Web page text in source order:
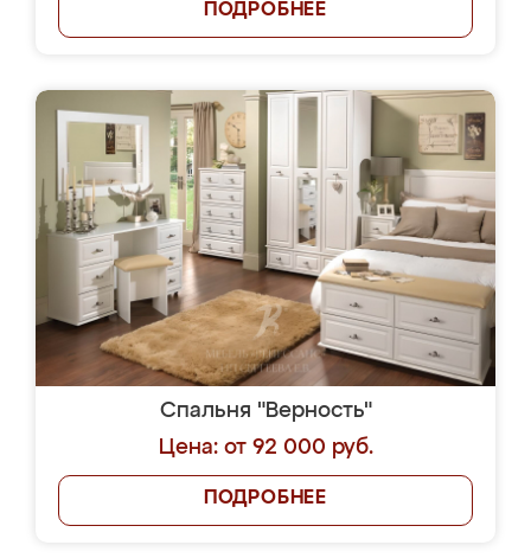
ПОДРОБНЕЕ
Спальня "Верность"
Цена: от 92 000 руб.
ПОДРОБНЕЕ